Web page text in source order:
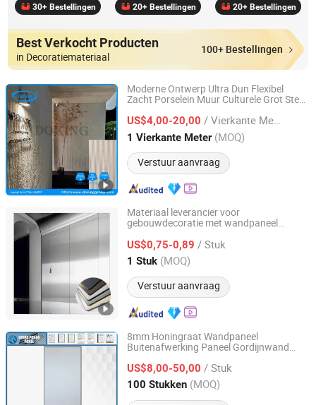
30+ Bestellingen 20+ Bestellingen 20+ Bestellingen
Best Verkocht Producten
in Decoratiemateriaal
100+ Bestellingen
Moderne Ontwerp Ultra Dun Flexibel
Zacht Porselein Muur Culturele Grot Steen
US$4,00-20,00 / Vierkante Meter
1 Vierkante Meter (MOQ)
Verstuur aanvraag
DOKING INDUSTRIAL LIMITED
Hebei, China Sinds 2011
Materiaal leverancier voor
gebouwdecoratie met wandpaneel
US$0,75-0,89 / Stuk
1 Stuk (MOQ)
Verstuur aanvraag
Yingbang International Trade (Dongguan) Co., Ltd.
Guangdong, China Sinds 2018
8mm Honingraat Wandpaneel
Buitenafwerking Paneel Gordijnwand
US$8,00-50,00 / Stuk
100 Stukken (MOQ)
Foshan Meiren Aluminum Industry Co., Ltd
Sinds 2025